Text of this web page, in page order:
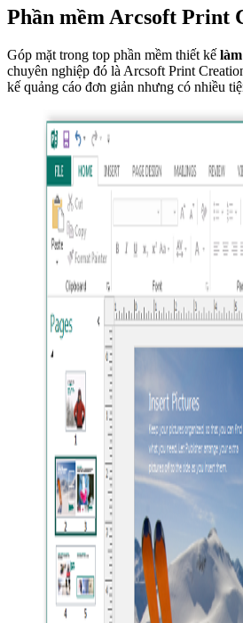
Phần mềm Arcsoft Print
Góp mặt trong top phần mềm thiết kế
chuyên nghiệp đó là Arcsoft Print
kế quảng cáo đơn giản nhưng có nhiều